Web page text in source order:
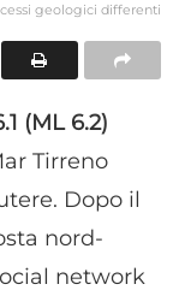
geologici differenti
(ML 6.2)
Tirreno
Dopo il
nord-
network